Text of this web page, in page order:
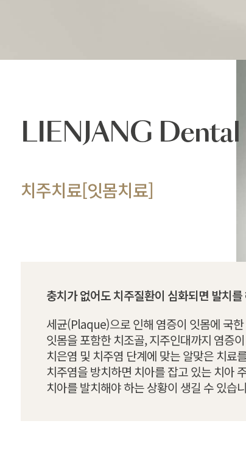
LIENJANG
치주치료[잇몸치료]
충치가 없어도 치주질환이 심화되면 발치
세균(Plaque)으로 인해 염증이 잇몸에 국한
잇몸을 포함한 치조골, 지주인대까지 염증
치은염 및 치주염 단계에 맞는 알맞은 치료
치주염을 방치하면 치아를 잡고 있는 치아
치아를 발치해야 하는 상황이 생길 수 있습